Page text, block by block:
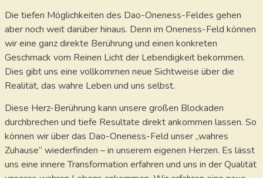
Die tiefen Möglichkeiten des Dao-Oneness-Feldes gehen
aber noch weit darüber hinaus. Denn im Oneness-Feld können
wir eine ganz direkte Berührung und einen konkreten
Geschmack vom Reinen Licht der Lebendigkeit bekommen.
Dies gibt uns eine vollkommen neue Sichtweise über die
Realität, das wahre Leben und uns selbst.
Diese Herz-Berührung kann unsere großen Blockaden
durchbrechen und tiefe Resultate direkt ankommen lassen. So
können wir über das Dao-Oneness-Feld unser „wahres
Zuhause“ wiederfinden – in unserem eigenen Herzen. Es lässt
uns eine innere Transformation erfahren und uns in der Qualität